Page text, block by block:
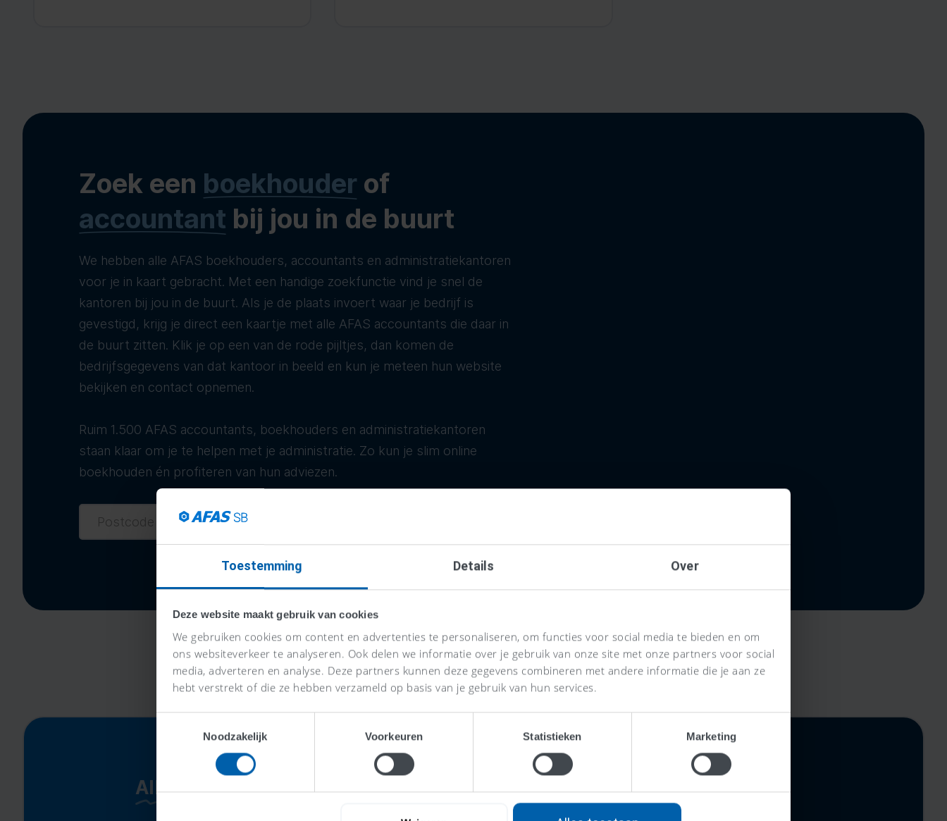
Toestemming Details Over
Deze website maakt gebruik van cookies
We gebruiken cookies om content en advertenties te personaliseren, om functies voor social media te bieden en om
ons websiteverkeer te analyseren. Ook delen we informatie over je gebruik van onze site met onze partners voor social
media, adverteren en analyse. Deze partners kunnen deze gegevens combineren met andere informatie die je aan ze
hebt verstrekt of die ze hebben verzameld op basis van je gebruik van hun services.
Toestemmingsselectie
Noodzakelijk
Voorkeuren Statistieken Marketing
Zoek een boekhouder of
accountant bij jou in de buurt
We hebben alle AFAS boekhouders, accountants en administratiekantoren
voor je in kaart gebracht. Met een handige zoekfunctie vind je snel de
kantoren bij jou in de buurt. Als je de plaats invoert waar je bedrijf is
gevestigd, krijg je direct een kaartje met alle AFAS accountants die daar in
de buurt zitten. Klik je op een van de rode pijltjes, dan komen de
bedrijfsgegevens van dat kantoor in beeld en kun je meteen hun website
bekijken en contact opnemen.
Ruim 1.500 AFAS accountants, boekhouders en administratiekantoren
staan klaar om je te helpen met je administratie. Zo kun je slim online
boekhouden én profiteren van hun adviezen.
Alles-in-één-prijs
Eén vaste prijs,